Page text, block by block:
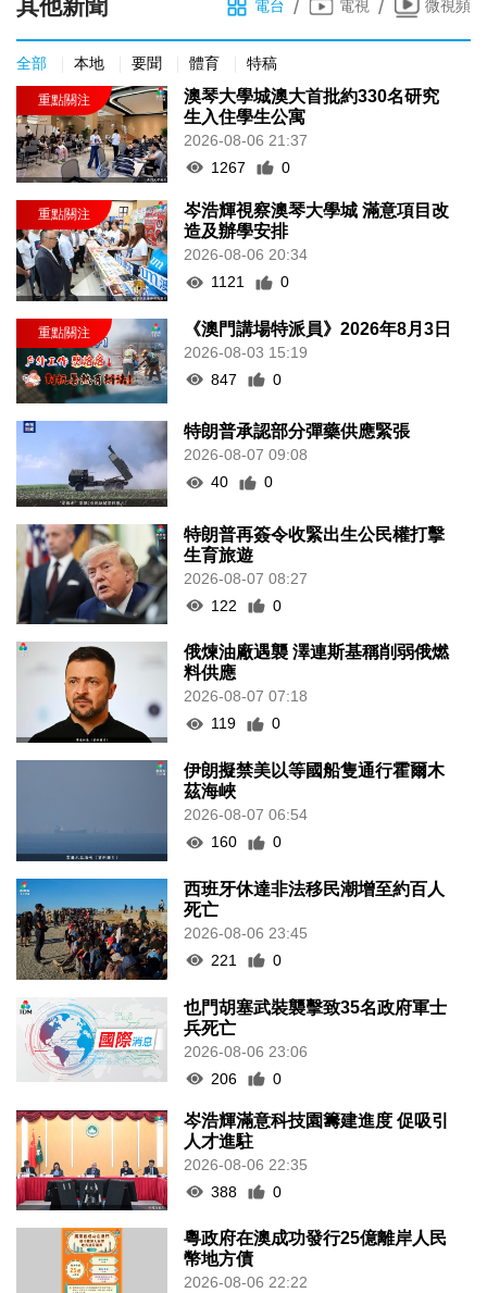
其他新聞 電台 / 電視 / 微視頻
全部 本地 要聞 體育 特稿
澳琴大學城澳大首批約330名研究
生入住學生公寓
2026-08-06 21:37
1267
0
岑浩輝視察澳琴大學城 滿意項目改
造及辦學安排
2026-08-06 20:34
1121
0
《澳門講場特派員》2026年8月3日
2026-08-03 15:19
847
0
特朗普承認部分彈藥供應緊張
2026-08-07 09:08
40
0
特朗普再簽令收緊出生公民權打擊
生育旅遊
2026-08-07 08:27
122
0
俄煉油廠遇襲 澤連斯基稱削弱俄燃
料供應
2026-08-07 07:18
119
0
伊朗擬禁美以等國船隻通行霍爾木
茲海峽
2026-08-07 06:54
160
0
西班牙休達非法移民潮增至約百人
死亡
2026-08-06 23:45
221
0
也門胡塞武裝襲擊致35名政府軍士
兵死亡
2026-08-06 23:06
206
0
岑浩輝滿意科技園籌建進度 促吸引
人才進駐
2026-08-06 22:35
388
0
粵政府在澳成功發行25億離岸人民
幣地方債
2026-08-06 22:22